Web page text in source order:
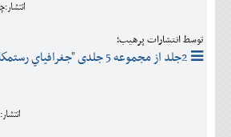
انتشار:چهارشنبه
توسط انتشارات پرهیب؛
2جلد از مجموعه 5 جلدی "جغرافياي رستمكلا"منتشر شد